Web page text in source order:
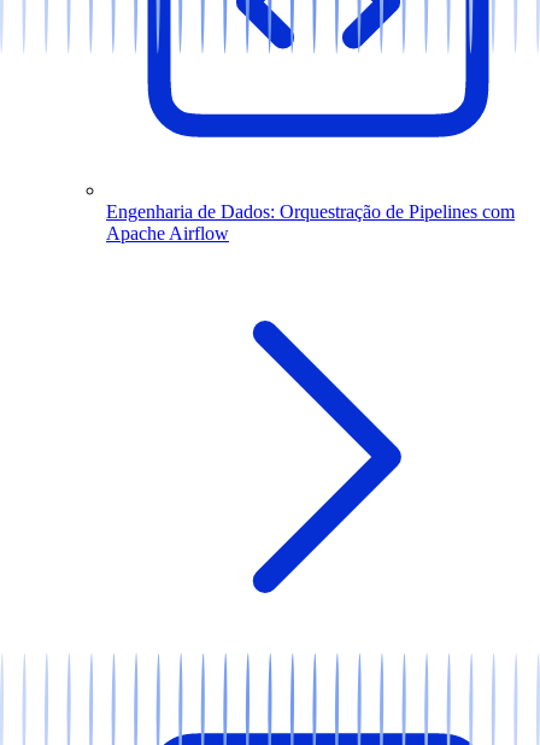
Engenharia de Dados: Orquestração de Pipelines com
Apache Airflow